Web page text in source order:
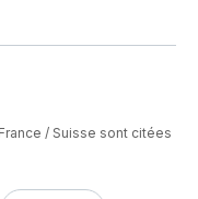
/ Suisse sont citées